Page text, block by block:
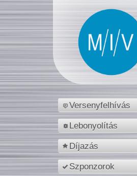
Versenyfelhívás
Lebonyolítás
Díjazás
Szponzorok